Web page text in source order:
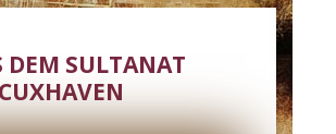
DEM SULTANAT